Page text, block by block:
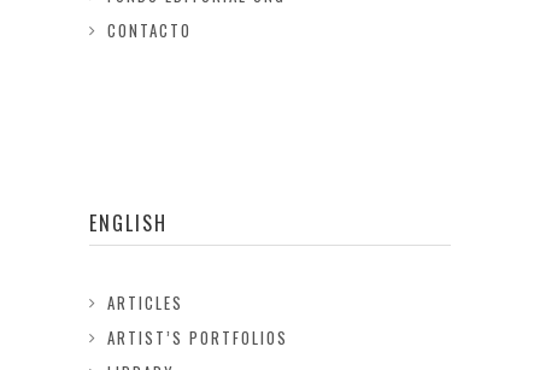
CONTACTO
ENGLISH
ARTICLES
ARTIST’S PORTFOLIOS